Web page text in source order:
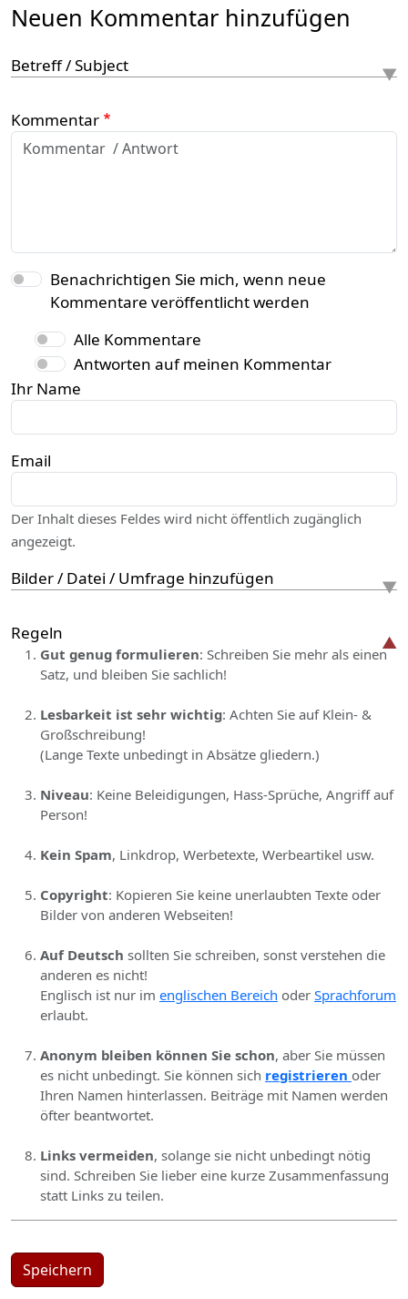
Neuen Kommentar hinzufügen
Betreff / Subject
Kommentar
Benachrichtigen Sie mich, wenn neue
Kommentare veröffentlicht werden
Alle Kommentare
Antworten auf meinen Kommentar
Ihr Name
Email
Der Inhalt dieses Feldes wird nicht öffentlich zugänglich
angezeigt.
Bilder / Datei / Umfrage hinzufügen
Regeln
Gut genug formulieren: Schreiben Sie mehr als einen
Satz, und bleiben Sie sachlich!
Lesbarkeit ist sehr wichtig: Achten Sie auf Klein- &
Großschreibung!
(Lange Texte unbedingt in Absätze gliedern.)
Niveau: Keine Beleidigungen, Hass-Sprüche, Angriff auf
Person!
Kein Spam, Linkdrop, Werbetexte, Werbeartikel usw.
Copyright: Kopieren Sie keine unerlaubten Texte oder
Bilder von anderen Webseiten!
Auf Deutsch sollten Sie schreiben, sonst verstehen die
anderen es nicht!
Englisch ist nur im englischen Bereich oder Sprachforum
erlaubt.
Anonym bleiben können Sie schon, aber Sie müssen
es nicht unbedingt. Sie können sich registrieren oder
Ihren Namen hinterlassen. Beiträge mit Namen werden
öfter beantwortet.
Links vermeiden, solange sie nicht unbedingt nötig
sind. Schreiben Sie lieber eine kurze Zusammenfassung
statt Links zu teilen.
Speichern